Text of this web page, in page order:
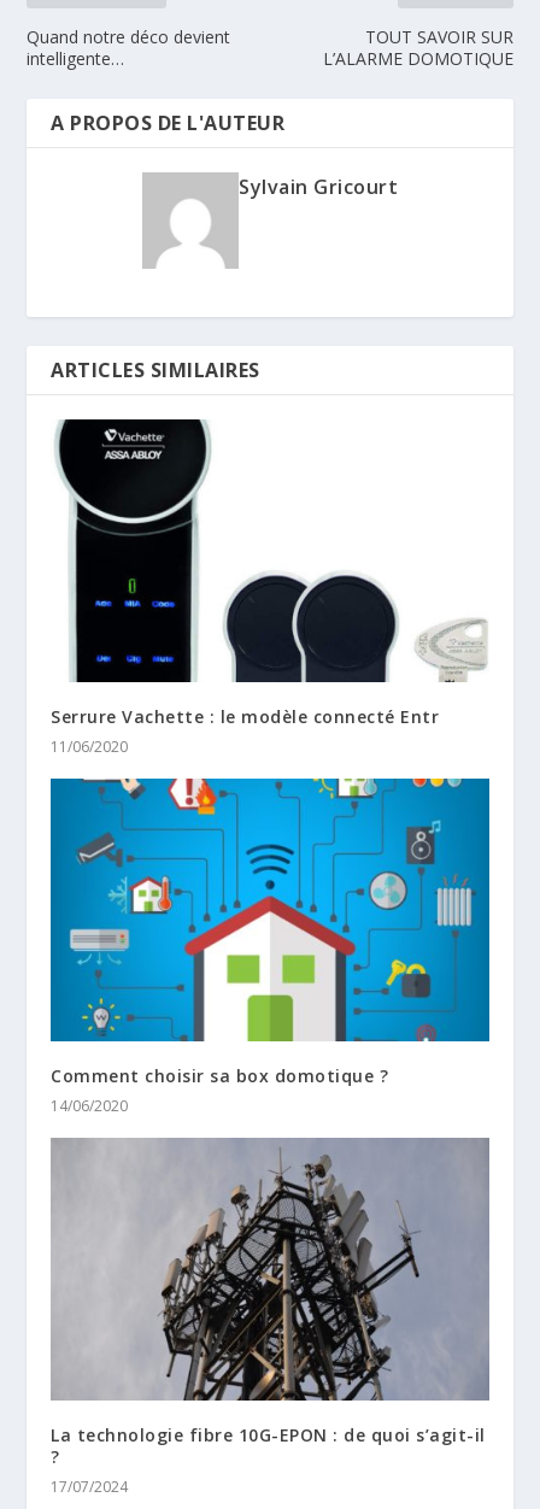
Quand notre déco devient
intelligente…
TOUT SAVOIR SUR
L’ALARME DOMOTIQUE
A PROPOS DE L'AUTEUR
Sylvain Gricourt
ARTICLES SIMILAIRES
Serrure Vachette : le modèle connecté Entr
11/06/2020
Comment choisir sa box domotique ?
14/06/2020
La technologie fibre 10G-EPON : de quoi s’agit-il
?
17/07/2024